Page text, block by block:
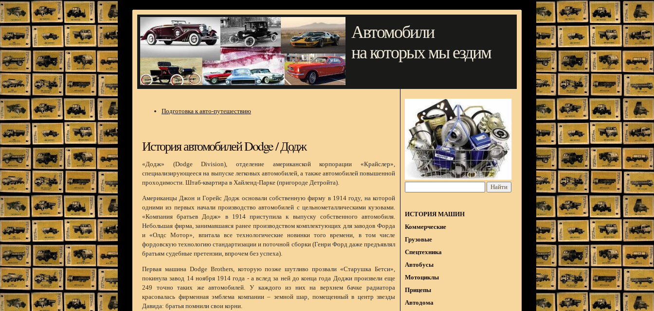
Автомобили
на которых мы ездим
Подготовка к авто-путешествию
История автомобилей Dodge / Додж
«Додж» (Dodge Division), отделение американской корпорации «Крайслер»,
специализирующееся на выпуске легковых автомобилей, а также автомобилей повышенной
проходимости. Штаб-квартира в Хайленд-Парке (пригороде Детройта).
Американцы Джон и Горейс Додж основали собственную фирму в 1914 году, на которой
одними из первых начали производство автомобилей с цельнометаллическими кузовами.
«Компания братьев Додж» в 1914 приступила к выпуску собственного автомобиля.
Небольшая фирма, занимавшаяся ранее производством комплектующих для заводов Форда
и «Олдс Мотор», впитала все технологические новинки того времени, в том числе
фордовскую технологию стандартизации и поточной сборки (Генри Форд даже предъявлял
братьям судебные претензии, впрочем без успеха).
Первая машина Dodge Brothers, которую позже шутливо прозвали «Старушка Бетси»,
покинула завод 14 ноября 1914 года - а вслед за ней до конца года Доджи произвели еще
249 точно таких же автомобилей. У каждого из них на верхнем бачке радиатора
красовалась фирменная эмблема компании – земной шар, помещенный в центр звезды
Давида: братья помнили свои корни.
ИСТОРИЯ МАШИН
Коммерческие
Грузовые
Спецтехника
Автобусы
Мотоциклы
Прицепы
Автодома